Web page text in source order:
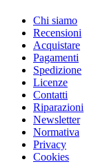
Chi siamo
Recensioni
Acquistare
Pagamenti
Spedizione
Licenze
Contatti
Riparazioni
Newsletter
Normativa
Privacy
Cookies